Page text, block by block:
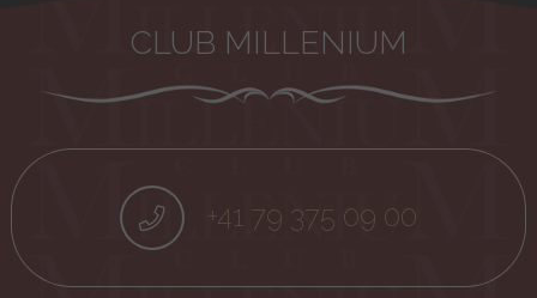
CLUB MILLENIUM
+41 79 375 09 00